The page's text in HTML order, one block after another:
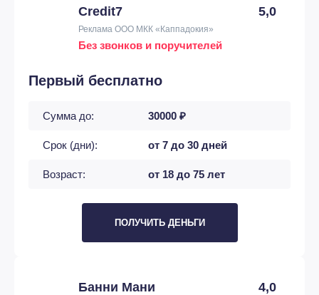
Credit7 5,0
Реклама ООО МКК «Каппадокия»
Без звонков и поручителей
Первый бесплатно
Сумма до: 30000 ₽
Срок (дни): от 7 до 30 дней
Возраст: от 18 до 75 лет
ПОЛУЧИТЬ ДЕНЬГИ
Банни Мани 4,0